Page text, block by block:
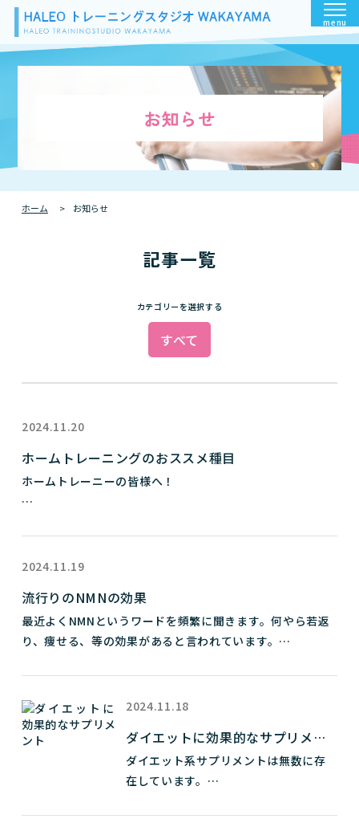
お知らせ
menu
ホーム お知らせ
記事一覧
カテゴリーを選択する
すべて
2024.11.20
ホームトレーニングのおススメ種目
ホームトレーニーの皆様へ！
ョ、お腹痩せ、全て成功させる事が可能です。
ホームトレーニングのおススメ種目を解説します。
胸　　手幅を広げた腕立て伏せ
ベンチ台があればダンベルフライ
肩　　サイドレイズ
ダンベルショルダープレス
2024.11.19
流行りのNMNの効果
最近よくNMNというワードを頻繁に聞きます。何やら若返
り、痩せる、等の効果があると言われています。
ではNMNについて解説します。
NMNはニコチンアミドモノヌクレオチドと言います。
NMNを摂取するとビタミンB3の一種の補酵素であるNAD+
(ニコチンアミドアデニンジヌクレオチド)が生成されます。
2024.11.18
ダイエットに効果的なサプリメン
ト
ダイエット系サプリメントは無数に存
在しています。
り出されるでしょう。